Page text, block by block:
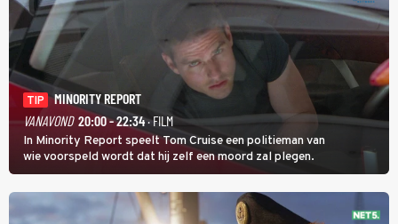
TIP
MINORITY REPORT
VANAVOND 20:00 - 22:34· FILM
In Minority Report speelt Tom Cruise een politieman van
wie voorspeld wordt dat hij zelf een moord zal plegen.